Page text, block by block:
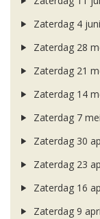
Zaterdag 4
Zaterdag 28
Zaterdag 21
Zaterdag 14
Zaterdag 7
Zaterdag 30
Zaterdag 23
Zaterdag 16
Zaterdag 9